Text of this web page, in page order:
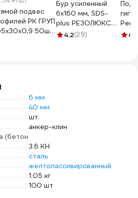
подвес
РК ГРУП
50шт
Бур усиленный
6х160 мм, SDS-
plus РЕЗОЛЮКС
15809
4.2(29) 4.2
6 мм
40 мм
шт.
анкер-клин
(бетон
3.6 КН
сталь
желтопассивированный
1.05 кг
100 шт